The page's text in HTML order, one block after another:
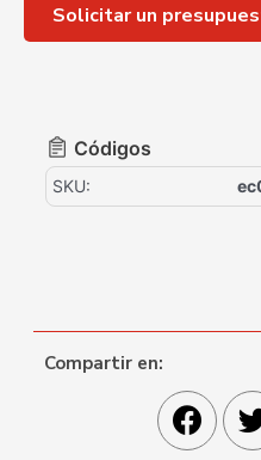
Solicitar un
Códigos
SKU:
Compartir en: